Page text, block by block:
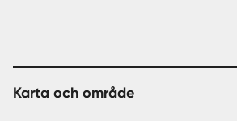
Karta och område